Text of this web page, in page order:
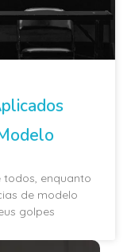
todos, enquanto
de modelo
golpes